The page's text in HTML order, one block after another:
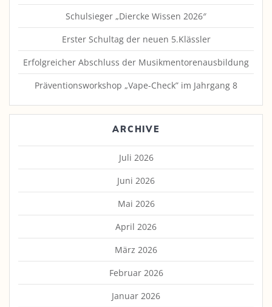
Schulsieger „Diercke Wissen 2026″
Erster Schultag der neuen 5.Klässler
Erfolgreicher Abschluss der Musikmentorenausbildung
Präventionsworkshop „Vape-Check” im Jahrgang 8
ARCHIVE
Juli 2026
Juni 2026
Mai 2026
April 2026
März 2026
Februar 2026
Januar 2026